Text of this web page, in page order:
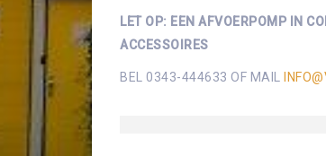
LET OP: EEN AFVOERPOMP IN
ACCESSOIRES
BEL 0343-444633 OF MAIL